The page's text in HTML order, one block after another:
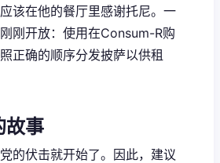
该在他的餐厅里感谢托尼。一
刚开放：使用在Consum-R购
正确的顺序分发披萨以供租
故事
的伏击就开始了。因此，建议